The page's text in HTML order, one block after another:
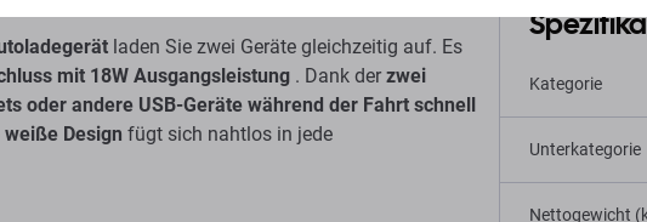
laden Sie zwei Geräte gleichzeitig auf. Es
mit 18W Ausgangsleistung . Dank der zwei
oder andere USB-Geräte während der Fahrt schnell
Design fügt sich nahtlos in jede
Kategorie
Unterkategorie
Nettogewicht